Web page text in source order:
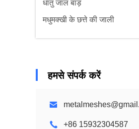
धातु जाल बाड़
मधुमक्खी के छत्ते की जाली
हमसे संपर्क करें
+86 15932304587